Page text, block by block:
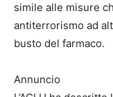
simile alle misure
antiterrorismo ad
busto del farmaco.
Annuncio